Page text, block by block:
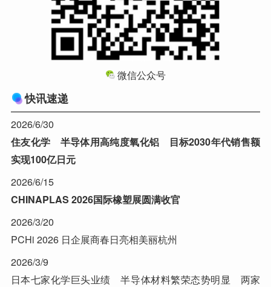
微信公众号
快讯速递
2026/6/30
住友化学 半导体用高纯度氧化铝 目标2030年代销售额
实现100亿日元
2026/6/15
CHINAPLAS 2026国际橡塑展圆满收官
2026/3/20
PCHi 2026 日企展商春日亮相美丽杭州
2026/3/9
日本七家化学巨头业绩 半导体材料繁荣态势明显 两家